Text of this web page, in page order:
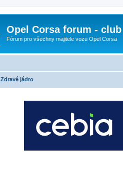
Opel Corsa forum - club
Fórum pro všechny majitele vozu Opel Corsa
Zdravé jádro